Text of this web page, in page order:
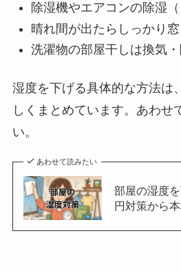
除湿機やエアコンの除湿
晴れ間が出たらしっかり
洗濯物の部屋干しは換気
湿度を下げる具体的な方法は
しくまとめています。あわせ
い。
あわせて読みたい
部屋の湿度
円対策から